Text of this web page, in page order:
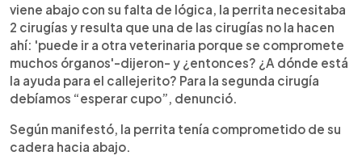
viene abajo con su falta de lógica, la perrita necesitaba
2 cirugías y resulta que una de las cirugías no la hacen
ahí: 'puede ir a otra veterinaria porque se compromete
muchos órganos'-dijeron- y ¿entonces? ¿A dónde está
la ayuda para el callejerito? Para la segunda cirugía
debíamos “esperar cupo”, denunció.
Según manifestó, la perrita tenía comprometido de su
cadera hacia abajo.